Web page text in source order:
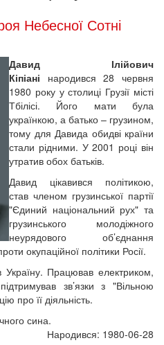
Небесної Сотні
Давид Ілійович
Кіпіані народився 28 червня
1980 року у столиці Грузії місті
Тбілісі. Його мати була
українкою, а батько – грузином,
тому для Давида обидві країни
стали рідними. У 2001 році він
утратив обох батьків.
Давид цікавився політикою,
став членом грузинської партії
"Єдиний національний рух" та
грузинського молодіжного
неурядового об’єднання
окупаційної політики Росії.
Працював електриком,
зв’язки з "Вільною
про її діяльність.
сина.
Народився: 1980-06-28